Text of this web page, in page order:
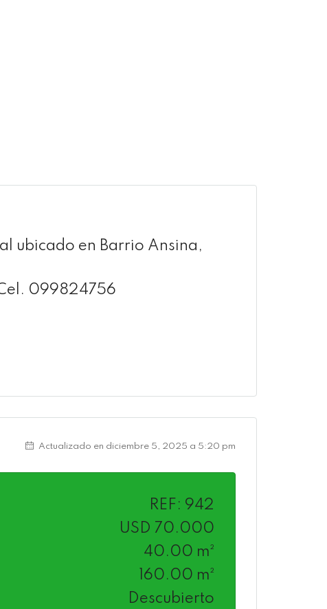
ubicado en Barrio Ansina,
099824756
Actualizado en diciembre 5, 2025 a 5:20 pm
REF: 942
USD 70.000
40.00 m²
160.00 m²
Descubierto